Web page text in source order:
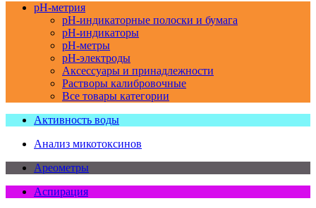
pH-метрия
pH-индикаторные полоски и бумага
pH-индикаторы
pH-метры
pH-электроды
Аксессуары и принадлежности
Растворы калибровочные
Все товары категории
Активность воды
Анализ микотоксинов
Ареометры
Аспирация